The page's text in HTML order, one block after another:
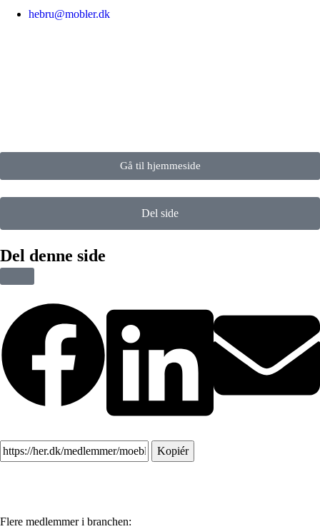
hebru@mobler.dk
Gå til hjemmeside
Del side
Del denne side
Kopiér
Flere medlemmer i branchen: